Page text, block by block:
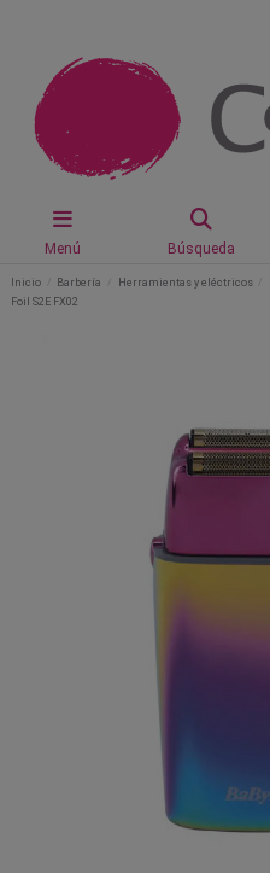
Menú Búsqueda
Inicio Barbería Herramientas y eléctricos
Foil S2E FX02